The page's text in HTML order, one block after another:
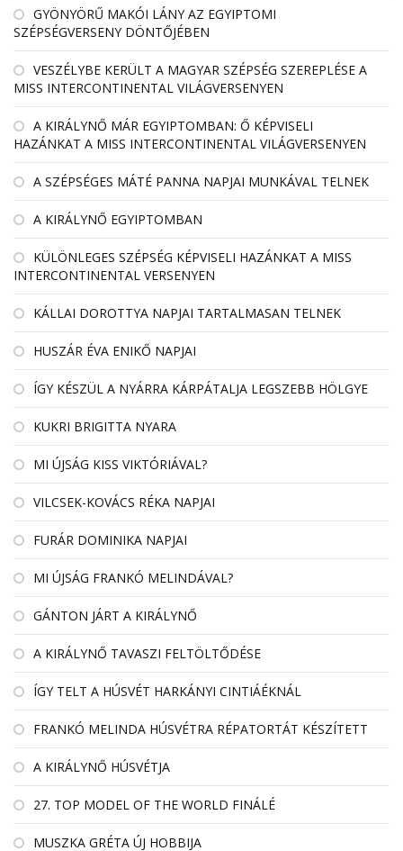
GYÖNYÖRŰ MAKÓI LÁNY AZ EGYIPTOMI
SZÉPSÉGVERSENY DÖNTŐJÉBEN
VESZÉLYBE KERÜLT A MAGYAR SZÉPSÉG SZEREPLÉSE A
MISS INTERCONTINENTAL VILÁGVERSENYEN
A KIRÁLYNŐ MÁR EGYIPTOMBAN: Ő KÉPVISELI
HAZÁNKAT A MISS INTERCONTINENTAL VILÁGVERSENYEN
A SZÉPSÉGES MÁTÉ PANNA NAPJAI MUNKÁVAL TELNEK
A KIRÁLYNŐ EGYIPTOMBAN
KÜLÖNLEGES SZÉPSÉG KÉPVISELI HAZÁNKAT A MISS
INTERCONTINENTAL VERSENYEN
KÁLLAI DOROTTYA NAPJAI TARTALMASAN TELNEK
HUSZÁR ÉVA ENIKŐ NAPJAI
ÍGY KÉSZÜL A NYÁRRA KÁRPÁTALJA LEGSZEBB HÖLGYE
KUKRI BRIGITTA NYARA
MI ÚJSÁG KISS VIKTÓRIÁVAL?
VILCSEK-KOVÁCS RÉKA NAPJAI
FURÁR DOMINIKA NAPJAI
MI ÚJSÁG FRANKÓ MELINDÁVAL?
GÁNTON JÁRT A KIRÁLYNŐ
A KIRÁLYNŐ TAVASZI FELTÖLTŐDÉSE
ÍGY TELT A HÚSVÉT HARKÁNYI CINTIÁÉKNÁL
FRANKÓ MELINDA HÚSVÉTRA RÉPATORTÁT KÉSZÍTETT
A KIRÁLYNŐ HÚSVÉTJA
27. TOP MODEL OF THE WORLD FINÁLÉ
MUSZKA GRÉTA ÚJ HOBBIJA